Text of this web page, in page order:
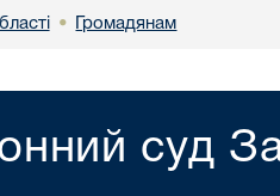
• Громадянам
суд